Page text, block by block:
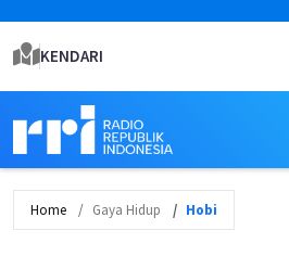
KENDARI
Home Gaya Hidup Hobi